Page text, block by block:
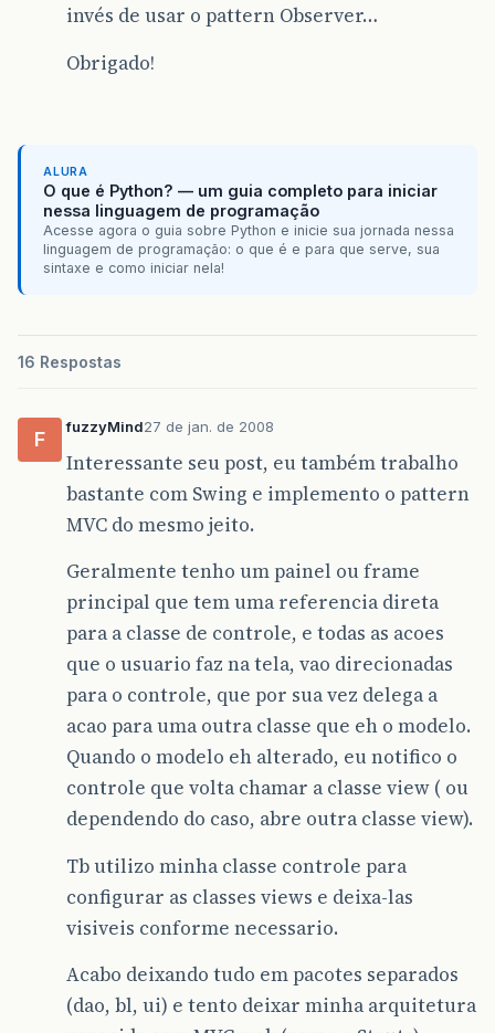
invés de usar o pattern Observer…
Obrigado!
ALURA
O que é Python? — um guia completo para iniciar
nessa linguagem de programação
Acesse agora o guia sobre Python e inicie sua jornada nessa
linguagem de programação: o que é e para que serve, sua
sintaxe e como iniciar nela!
16 Respostas
F
fuzzyMind27 de jan. de 2008
Interessante seu post, eu também trabalho
bastante com Swing e implemento o pattern
MVC do mesmo jeito.
Geralmente tenho um painel ou frame
principal que tem uma referencia direta
para a classe de controle, e todas as acoes
que o usuario faz na tela, vao direcionadas
para o controle, que por sua vez delega a
acao para uma outra classe que eh o modelo.
Quando o modelo eh alterado, eu notifico o
controle que volta chamar a classe view ( ou
dependendo do caso, abre outra classe view).
Tb utilizo minha classe controle para
configurar as classes views e deixa-las
visiveis conforme necessario.
Acabo deixando tudo em pacotes separados
(dao, bl, ui) e tento deixar minha arquitetura